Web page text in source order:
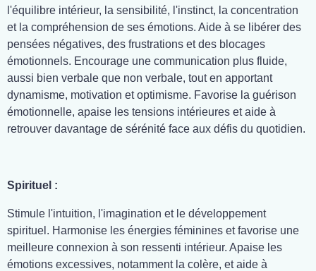
l'équilibre intérieur, la sensibilité, l'instinct, la concentration
et la compréhension de ses émotions. Aide à se libérer des
pensées négatives, des frustrations et des blocages
émotionnels. Encourage une communication plus fluide,
aussi bien verbale que non verbale, tout en apportant
dynamisme, motivation et optimisme. Favorise la guérison
émotionnelle, apaise les tensions intérieures et aide à
retrouver davantage de sérénité face aux défis du quotidien.
Spirituel :
Stimule l'intuition, l'imagination et le développement
spirituel. Harmonise les énergies féminines et favorise une
meilleure connexion à son ressenti intérieur. Apaise les
émotions excessives, notamment la colère, et aide à